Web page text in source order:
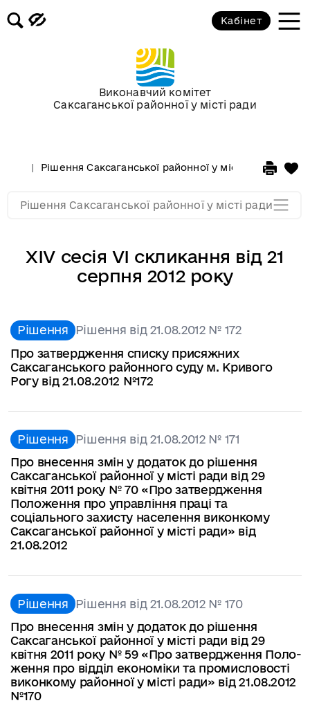
Виконавчий комітет
Саксаганської районної у місті ради
Кабінет
Рішення Саксаганської районної у місті ради
XIV сесія VI скликання від 21
серпня 2012 року
Рішення Рішення від 21.08.2012 № 172
Про затвердження списку присяжних
Саксаганського районного суду м. Кривого
Рогу від 21.08.2012 №172
Рішення Рішення від 21.08.2012 № 171
Про внесення змін у додаток до рішення
Саксаганської районної у місті ради від 29
квітня 2011 року № 70 «Про затвердження
Положення про управління праці та
соціального захисту населення виконкому
Саксаганської районної у місті ради» від
21.08.2012
Рішення Рішення від 21.08.2012 № 170
Про внесення змін у додаток до рішення
Саксаганської районної у місті ради від 29
квітня 2011 року № 59 «Про затвердження Поло-
ження про відділ економіки та промисловості
виконкому районної у місті ради» від 21.08.2012
№170
Рішення Саксаганської районної у місті ради
ХІІ сесія VI скликання від 23
ХІ сесія VI скликання від 27
січня 2012 року